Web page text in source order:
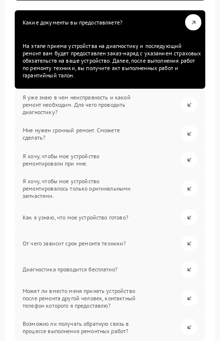
Какие документы вы предоставляете?
На этапе приема устройства на диагностику и последующий
ремонт вам будет предоставлен заказ-наряд с указанием страховых
обязательств на ваше устройство. Далее, после выполнения работ
по ремонту техники, вы получите акт выполненных работ и
гарантийный талон.
Я уже знаю в чем неисправность и какой
ремонт необходим. Для чего проводить
диагностику?
Мне нужен срочный ремонт. Сможете
сделать?
Я хочу, чтобы мое устройство
ремонтировали при мне.
Я хочу, чтобы мое устройство
ремонтировалось только оригинальными
запчастями.
Как я узнаю, что мое устройство готово?
От чего зависит срок ремонта техники?
Диагностика проводится бесплатно?
Может ли вместо меня принять устройство
после ремонта другой человек, контактный
телефон которого я предоставлю?
Возможно ли получать обратную связь в
процессе выполнения ремонтных работ?